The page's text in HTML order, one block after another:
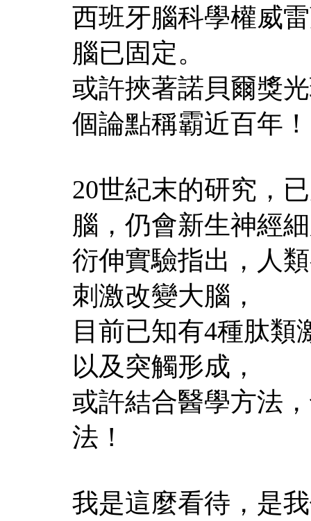
西班牙腦科學權威
腦已固定。
或許挾著諾貝爾獎
個論點稱霸近百年！
20世紀末的研究，
腦，仍會新生神經
衍伸實驗指出，人
刺激改變大腦，
目前已知有4種肽
以及突觸形成，
或許結合醫學方法
法！
我是這麼看待，是